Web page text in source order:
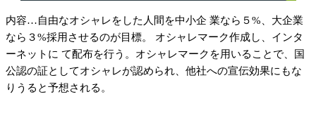
内容…自由なオシャレをした人間を中小企 業なら５%、大企業
なら３%採用させるのが目標。 オシャレマーク作成し、インタ
ーネットに て配布を行う。オシャレマークを用いることで、国
公認の証としてオシャレが認められ、他社への宣伝効果にもな
りうると予想される。